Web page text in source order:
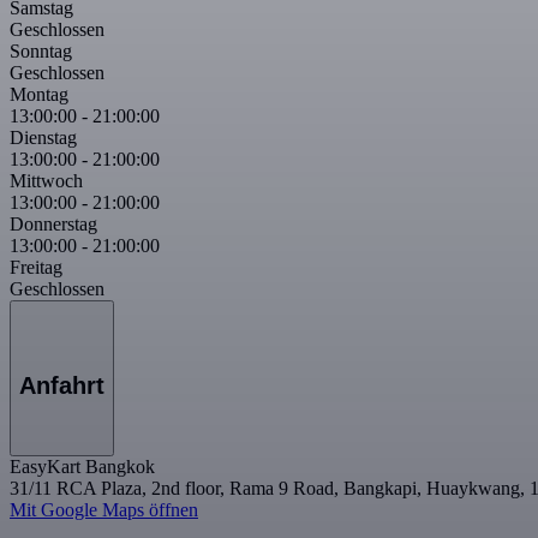
Samstag
Geschlossen
Sonntag
Geschlossen
Montag
13:00:00 - 21:00:00
Dienstag
13:00:00 - 21:00:00
Mittwoch
13:00:00 - 21:00:00
Donnerstag
13:00:00 - 21:00:00
Freitag
Geschlossen
Anfahrt
EasyKart Bangkok
31/11 RCA Plaza, 2nd floor, Rama 9 Road, Bangkapi, Huaykwang,
Mit Google Maps öffnen